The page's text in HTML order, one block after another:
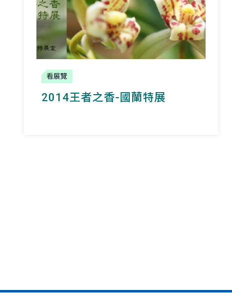
看展覽
2014王者之香-國蘭特展